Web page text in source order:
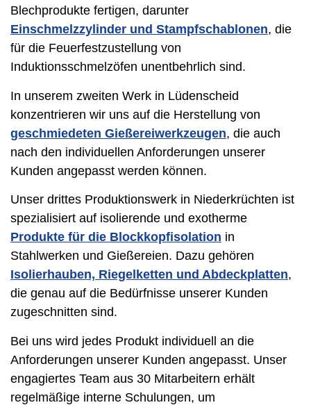
Blechprodukte fertigen, darunter
Einschmelzzylinder und Stampfschablonen, die
für die Feuerfestzustellung von
Induktionsschmelzöfen unentbehrlich sind.
In unserem zweiten Werk in Lüdenscheid
konzentrieren wir uns auf die Herstellung von
geschmiedeten Gießereiwerkzeugen, die auch
nach den individuellen Anforderungen unserer
Kunden angepasst werden können.
Unser drittes Produktionswerk in Niederkrüchten ist
spezialisiert auf isolierende und exotherme
Produkte für die Blockkopfisolation in
Stahlwerken und Gießereien. Dazu gehören
Isolierhauben, Riegelketten und Abdeckplatten,
die genau auf die Bedürfnisse unserer Kunden
zugeschnitten sind.
Bei uns wird jedes Produkt individuell an die
Anforderungen unserer Kunden angepasst. Unser
engagiertes Team aus 30 Mitarbeitern erhält
regelmäßige interne Schulungen, um